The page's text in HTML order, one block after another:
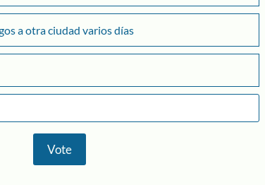
a otra ciudad varios días
+